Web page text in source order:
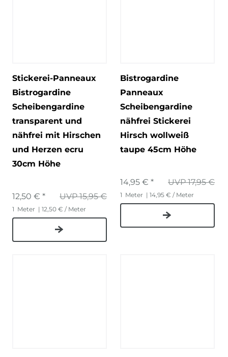
Stickerei-Panneaux
Bistrogardine
Scheibengardine
transparent und
nähfrei mit Hirschen
und Herzen ecru
30cm Höhe
UVP 15,95 €
12,50 € *
1 Meter | 12,50 € / Meter
Bistrogardine
Panneaux
Scheibengardine
nähfrei Stickerei
Hirsch wollweiß
taupe 45cm Höhe
UVP 17,95 €
14,95 € *
1 Meter | 14,95 € / Meter